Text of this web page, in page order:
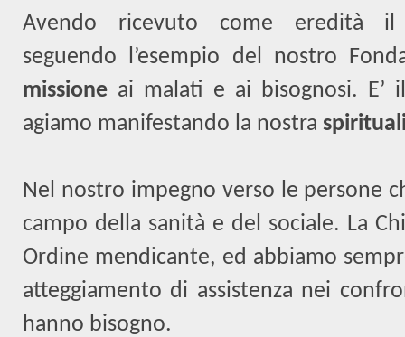
Avendo ricevuto come eredità
seguendo l’esempio del nostro
missione ai malati e ai bisognosi.
agiamo manifestando la nostra
Nel nostro impegno verso le persone
campo della sanità e del sociale. La
Ordine mendicante, ed abbiamo
atteggiamento di assistenza nei
hanno bisogno.